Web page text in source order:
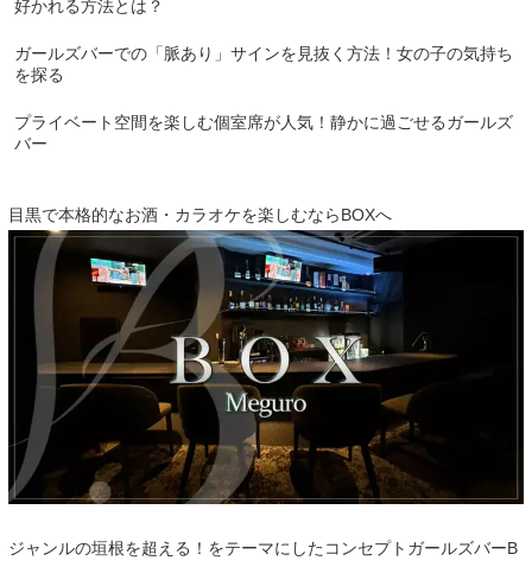
好かれる方法とは？
ガールズバーでの「脈あり」サインを見抜く方法！女の子の気持ち
を探る
プライベート空間を楽しむ個室席が人気！静かに過ごせるガールズ
バー
目黒で本格的なお酒・カラオケを楽しむならBOXへ
ジャンルの垣根を超える！をテーマにしたコンセプトガールズバーB